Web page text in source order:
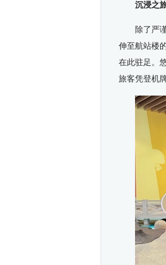
沉浸之
除了严
伸至航站楼
在此驻足 。
旅客凭登机